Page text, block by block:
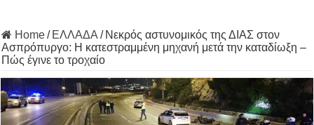
Home/ ΕΛΛΑΔΑ / Νεκρός αστυνομικός της ΔΙΑΣ στον
Ασπρόπυργο: Η κατεστραμμένη μηχανή μετά την καταδίωξη –
Πώς έγινε το τροχαίο